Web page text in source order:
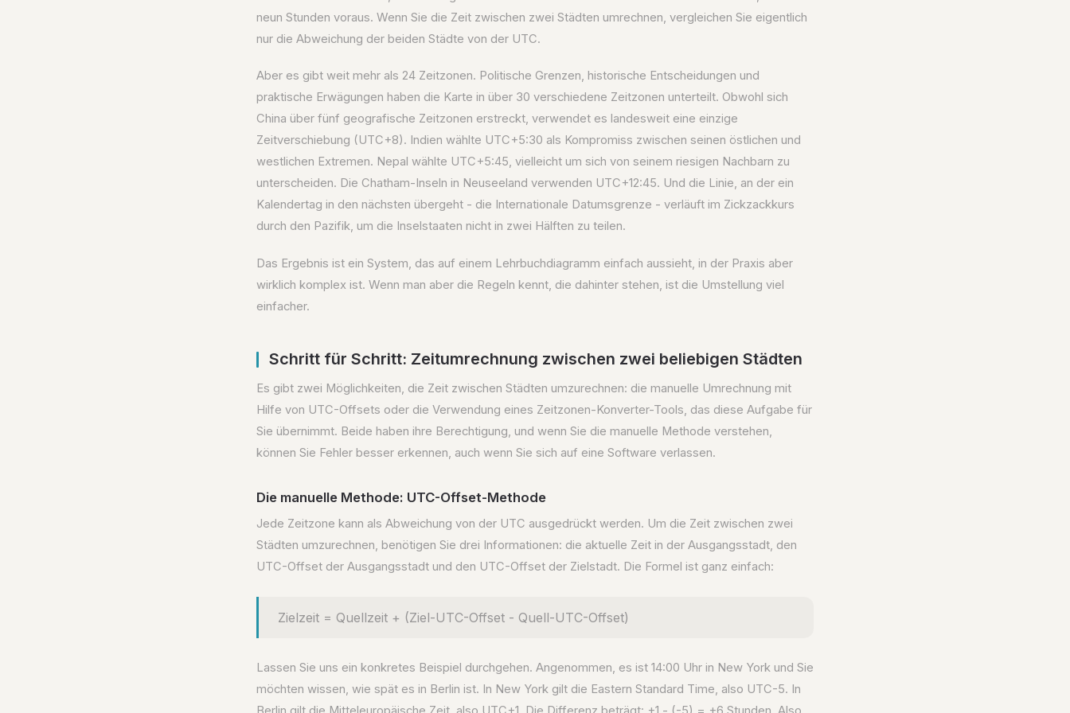
neun Stunden voraus. Wenn Sie die Zeit zwischen zwei Städten umrechnen, vergleichen Sie eigentlich
nur die Abweichung der beiden Städte von der UTC.
Aber es gibt weit mehr als 24 Zeitzonen. Politische Grenzen, historische Entscheidungen und
praktische Erwägungen haben die Karte in über 30 verschiedene Zeitzonen unterteilt. Obwohl sich
China über fünf geografische Zeitzonen erstreckt, verwendet es landesweit eine einzige
Zeitverschiebung (UTC+8). Indien wählte UTC+5:30 als Kompromiss zwischen seinen östlichen und
westlichen Extremen. Nepal wählte UTC+5:45, vielleicht um sich von seinem riesigen Nachbarn zu
unterscheiden. Die Chatham-Inseln in Neuseeland verwenden UTC+12:45. Und die Linie, an der ein
Kalendertag in den nächsten übergeht - die Internationale Datumsgrenze - verläuft im Zickzackkurs
durch den Pazifik, um die Inselstaaten nicht in zwei Hälften zu teilen.
Das Ergebnis ist ein System, das auf einem Lehrbuchdiagramm einfach aussieht, in der Praxis aber
wirklich komplex ist. Wenn man aber die Regeln kennt, die dahinter stehen, ist die Umstellung viel
einfacher.
Schritt für Schritt: Zeitumrechnung zwischen zwei beliebigen Städten
Es gibt zwei Möglichkeiten, die Zeit zwischen Städten umzurechnen: die manuelle Umrechnung mit
Hilfe von UTC-Offsets oder die Verwendung eines Zeitzonen-Konverter-Tools, das diese Aufgabe für
Sie übernimmt. Beide haben ihre Berechtigung, und wenn Sie die manuelle Methode verstehen,
können Sie Fehler besser erkennen, auch wenn Sie sich auf eine Software verlassen.
Die manuelle Methode: UTC-Offset-Methode
Jede Zeitzone kann als Abweichung von der UTC ausgedrückt werden. Um die Zeit zwischen zwei
Städten umzurechnen, benötigen Sie drei Informationen: die aktuelle Zeit in der Ausgangsstadt, den
UTC-Offset der Ausgangsstadt und den UTC-Offset der Zielstadt. Die Formel ist ganz einfach:
Zielzeit = Quellzeit + (Ziel-UTC-Offset - Quell-UTC-Offset)
Lassen Sie uns ein konkretes Beispiel durchgehen. Angenommen, es ist 14:00 Uhr in New York und Sie
möchten wissen, wie spät es in Berlin ist. In New York gilt die Eastern Standard Time, also UTC-5. In